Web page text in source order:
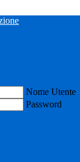
Nome Utente
Password